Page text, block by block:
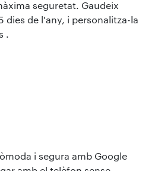
seguretat. Gaudeix
dies de l'any, i personalitza-la
.​
i segura amb Google